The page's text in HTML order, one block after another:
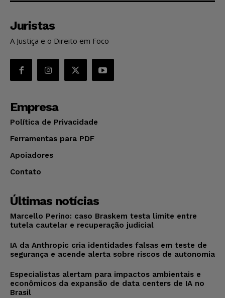
Juristas
A Justiça e o Direito em Foco
Empresa
Política de Privacidade
Ferramentas para PDF
Apoiadores
Contato
Últimas notícias
Marcello Perino: caso Braskem testa limite entre
tutela cautelar e recuperação judicial
IA da Anthropic cria identidades falsas em teste de
segurança e acende alerta sobre riscos de autonomia
Especialistas alertam para impactos ambientais e
econômicos da expansão de data centers de IA no
Brasil